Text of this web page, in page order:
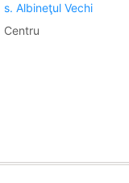
s. Albineţul Vechi
Centru